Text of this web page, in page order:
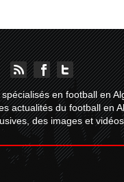
en football en
actualités du football en
des images et